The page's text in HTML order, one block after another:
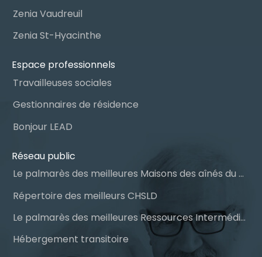
Zenia Vaudreuil
Zenia St-Hyacinthe
Espace professionnels
Travailleuses sociales
Gestionnaires de résidence
Bonjour LEAD
Réseau public
Le palmarès des meilleures Maisons des aînés du Québec
Répertoire des meilleurs CHSLD
Le palmarès des meilleures Ressources Intermédiaires (RI)
Hébergement transitoire